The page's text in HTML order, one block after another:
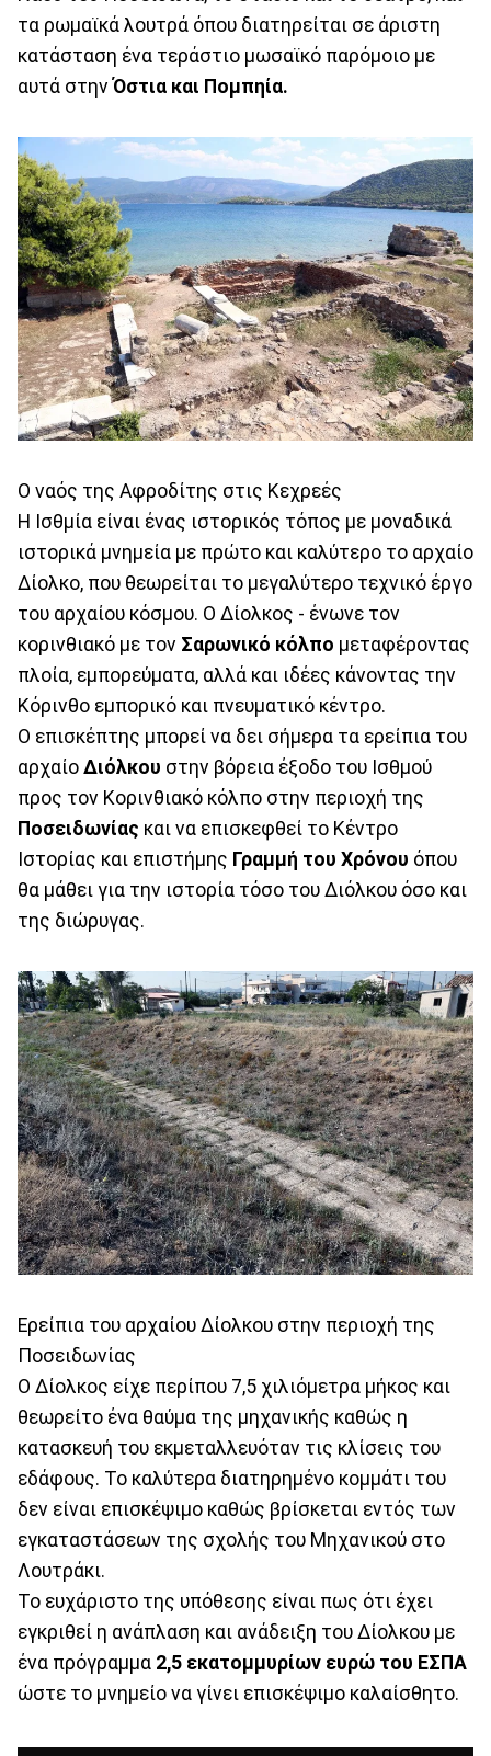
τα ρωμαϊκά λουτρά όπου διατηρείται σε άριστη
κατάσταση ένα τεράστιο μωσαϊκό παρόμοιο με
αυτά στηνΌστια και Πομπηία.
Ο ναός της Αφροδίτης στις Κεχρεές
Η Ισθμία είναι ένας ιστορικός τόπος με μοναδικά
ιστορικά μνημεία με πρώτο και καλύτερο το αρχαίο
Δίολκο, που θεωρείται το μεγαλύτερο τεχνικό έργο
του αρχαίου κόσμου. Ο Δίολκος - ένωνε τον
κορινθιακό με τον Σαρωνικό κόλπο μεταφέροντας
πλοία, εμπορεύματα, αλλά και ιδέες κάνοντας την
Κόρινθο εμπορικό και πνευματικό κέντρο.
Ο επισκέπτης μπορεί να δει σήμερα τα ερείπια του
αρχαίο Διόλκου στην βόρεια έξοδο του Ισθμού
προς τον Κορινθιακό κόλπο στην περιοχή της
Ποσειδωνίας και να επισκεφθεί το Κέντρο
Ιστορίας και επιστήμης Γραμμή του Χρόνου όπου
θα μάθει για την ιστορία τόσο του Διόλκου όσο και
της διώρυγας.
Ερείπια του αρχαίου Δίολκου στην περιοχή της
Ποσειδωνίας
Ο Δίολκος είχε περίπου 7,5 χιλιόμετρα μήκος και
θεωρείτο ένα θαύμα της μηχανικής καθώς η
κατασκευή του εκμεταλλευόταν τις κλίσεις του
εδάφους. Το καλύτερα διατηρημένο κομμάτι του
δεν είναι επισκέψιμο καθώς βρίσκεται εντός των
εγκαταστάσεων της σχολής του Μηχανικού στο
Λουτράκι.
Το ευχάριστο της υπόθεσης είναι πως ότι έχει
εγκριθεί η ανάπλαση και ανάδειξη του Δίολκου με
ένα πρόγραμμα 2,5 εκατομμυρίων ευρώ του ΕΣΠΑ
ώστε το μνημείο να γίνει επισκέψιμο καλαίσθητο.